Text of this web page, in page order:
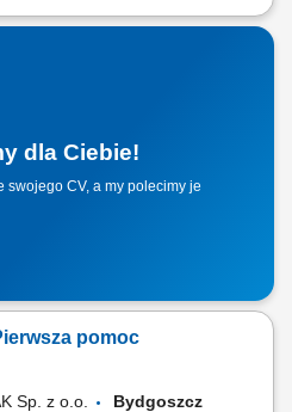
osób zgłaszających się na
zabiegów medycznych związanych
Skrupulatne
dla Ciebie!
swojego CV, a my polecimy je
pomoc
Sp. z o.o.
Bydgoszcz